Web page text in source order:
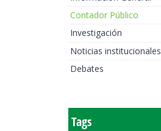
Contador Público
Investigación
Noticias institucionales
Debates
Tags